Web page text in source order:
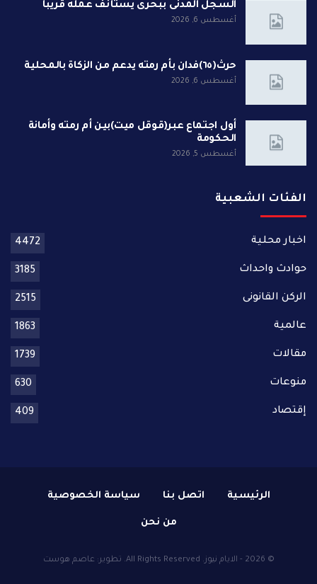
السجل المدنى ببحرى يستأنف عمله قريبا
أغسطس 6, 2026
حرث(٦٥)فدان بأم رمته يدعم من الزكاة بالمحلية
أغسطس 6, 2026
أول اجتماع عبر(قوقل ميت)بين أم رمته وأمانة
الحكومة
أغسطس 5, 2026
الفئات الشعبية
اخبار محلية 4472
حوادث واحداث 3185
الركن القانونى 2515
عالمية 1863
مقالات 1739
منوعات 630
إقتصاد 409
الرئيسية اتصل بنا سياسة الخصوصية
من نحن
© 2026 - الايام نيوز. All Rights Reserved. تطوير: عاصم هوست